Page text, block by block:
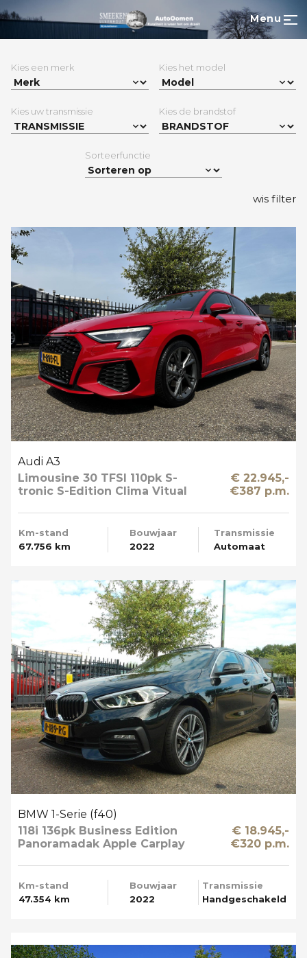
Menu
Kies een merk Kies het model
Kies uw transmissie Kies de brandstof
Sorteerfunctie
wis filter
Audi A3
Limousine 30 TFSI 110pk S-
tronic S-Edition Clima Vitual
€ 22.945,-
€387 p.m.
Km-stand
67.756 km
Bouwjaar
2022
Transmissie
Automaat
BMW 1-Serie (f40)
118i 136pk Business Edition
Panoramadak Apple Carplay
€ 18.945,-
€320 p.m.
Km-stand
47.354 km
Bouwjaar
2022
Transmissie
Handgeschakeld